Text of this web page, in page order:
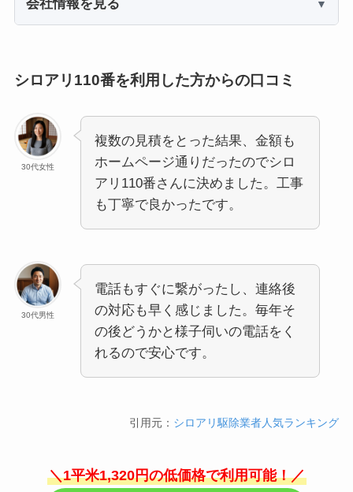
会社情報を見る
シロアリ110番を利用した方からの口コミ
30代女性
複数の見積をとった結果、金額も
ホームページ通りだったのでシロ
アリ110番さんに決めました。工事
も丁寧で良かったです。
30代男性
電話もすぐに繋がったし、連絡後
の対応も早く感じました。毎年そ
の後どうかと様子伺いの電話をく
れるので安心です。
引用元： シロアリ駆除業者人気ランキング
＼1平米1,320円の低価格で利用可能！／